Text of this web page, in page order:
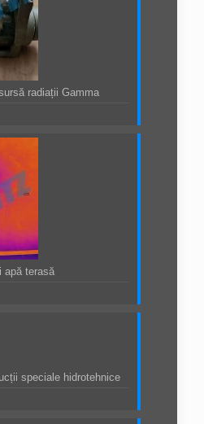
radiații Gamma
apă terasă
speciale hidrotehnice